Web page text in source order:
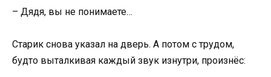
– Дядя, вы не понимаете…
Старик снова указал на дверь. А потом с трудом,
будто выталкивая каждый звук изнутри, произнёс: